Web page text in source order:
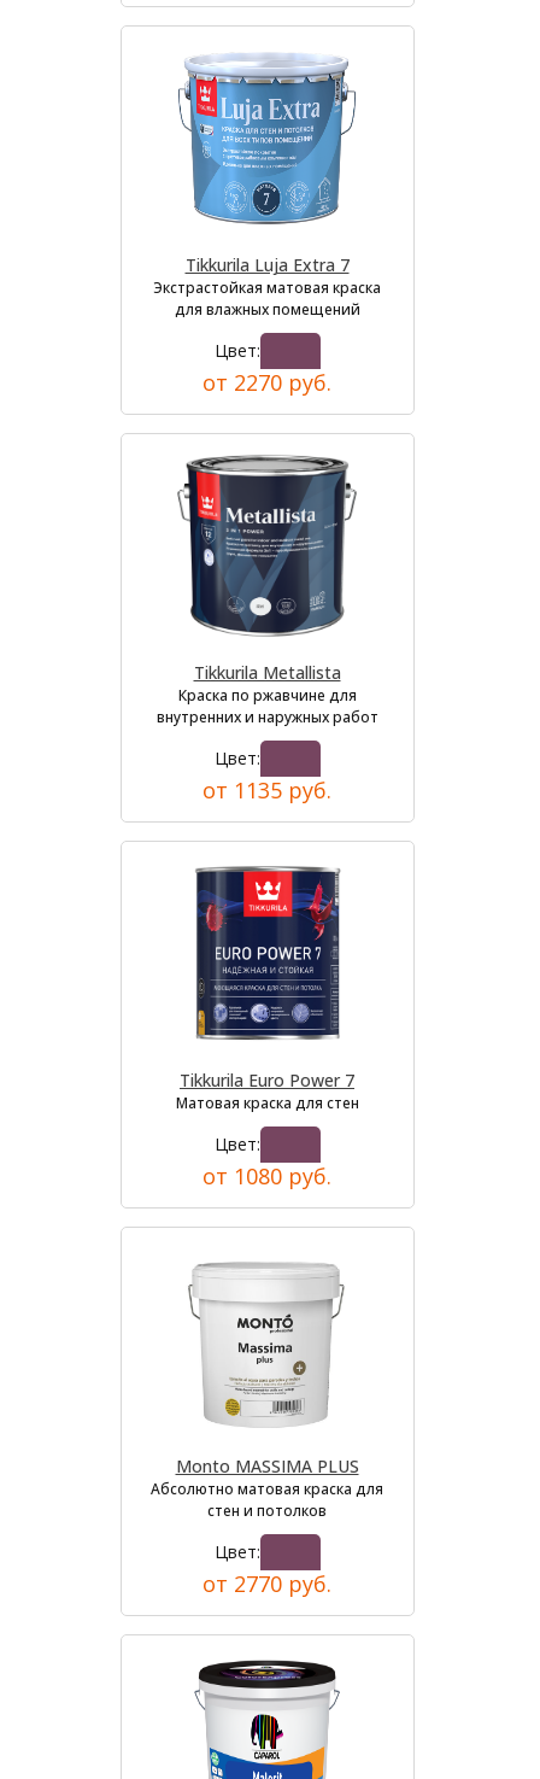
Tikkurila Luja Extra 7
Экстрастойкая матовая краска
для влажных помещений
Цвет:
от 2270 руб.
Tikkurila Metallista
Краска по ржавчине для
внутренних и наружных работ
Цвет:
от 1135 руб.
Tikkurila Euro Power 7
Матовая краска для стен
Цвет:
от 1080 руб.
Monto MASSIMA PLUS
Абсолютно матовая краска для
стен и потолков
Цвет:
от 2770 руб.